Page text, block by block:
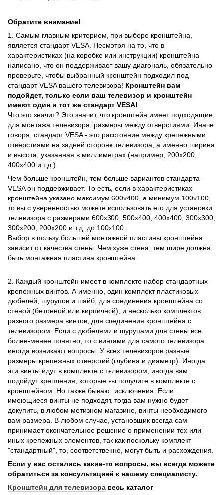
Обратите внимание!
1. Самым главным критерием, при выборе кронштейна,
является стандарт VESA. Несмотря на то, что в
характеристиках (на коробке или инструкции) кронштейна
написано, что он поддерживает вашу диагональ, обязательно
проверьте, чтобы выбранный кронштейн подходил под
стандарт VESA вашего телевизора! Кронштейн вам
подойдет, только если ваш телевизор и кронштейн
имеют один и тот же стандарт VESA!
Что это значит? Это значит, что кронштейн имеет подходящие,
для монтажа телевизора, размеры между отверстиями. Иначе
говоря, стандарт VESA - это расстояние между крепежными
отверстиями на задней стороне телевизора, а именно ширина
и высота, указанная в миллиметрах (например, 200х200,
400х400 и т.д.).
Чем больше кронштейн, тем больше вариантов стандарта
VESA он поддерживает. То есть, если в характеристиках
кронштейна указано максимум 600х400, а минимум 100х100,
то вы с уверенностью можете использовать его для установки
телевизора с размерами 600х300, 500х400, 400х400, 300х300,
300х200, 200х200 и т.д. до 100х100.
Выбор в пользу большей монтажной пластины кронштейна
зависит от качества стены. Чем хуже стена, тем шире должна
быть монтажная пластина кронштейна.
2. Каждый кронштейн имеет в комплекте набор стандартных
крепежных винтов. А именно, один комплект пластиковых
дюбелей, шурупов и шайб, для соединения кронштейна со
стеной (бетонной или кирпичной), и несколько комплектов
разного размера винтов, для соединения кронштейна с
телевизором. Если с дюбелями и шурупами для стены все
более-менее понятно, то с винтами для самого телевизора
иногда возникают вопросы. У всех телевизоров разные
размеры крепежных отверстий (глубина и диаметр). Иногда
эти винты идут в комплекте с телевизором, иногда вам
подойдут крепления, которые вы получите в комплекте с
кронштейном. Но также бывают исключения. Если
имеющиеся винты не подходят, тогда вам нужно будет
докупить, в любом метизном магазине, винты необходимого
вам размера. В любом случае, установщик всегда сам
принимает окончательное решение о применении тех или
иных крепежных элементов, так как поскольку комплект
"стандартный", то, соответственно, могут быть и расхождения.
Если у вас остались какие-то вопросы, вы всегда можете
обратиться за консультацией к нашему специалисту.
Кронштейн для телевизора весь каталог